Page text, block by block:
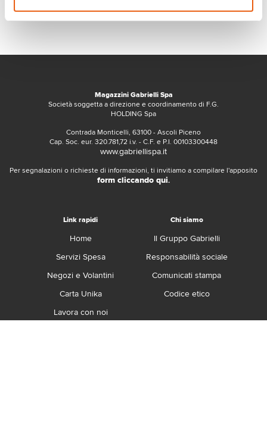
Magazzini Gabrielli Spa
Società soggetta a direzione e coordinamento di F.G.
HOLDING Spa
Contrada Monticelli, 63100 - Ascoli Piceno
Cap. Soc. eur. 320.781,72 i.v. - C.F. e P.I. 00103300448
www.gabriellispa.it
Per segnalazioni o richieste di informazioni, ti invitiamo a compilare l'apposito
form cliccando qui.
Link rapidi
Home
Servizi Spesa
Negozi e Volantini
Carta Unika
Lavora con noi
Chi siamo
Il Gruppo Gabrielli
Responsabilità sociale
Comunicati stampa
Codice etico